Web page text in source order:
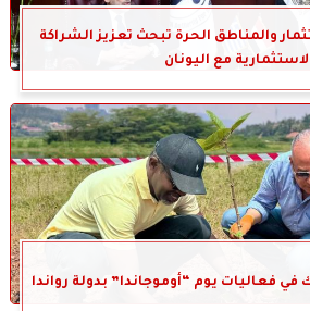
والمناطق الحرة تبحث تعزيز الشراكة
مع اليونان
فعاليات يوم “أوموجاندا” بدولة رواندا